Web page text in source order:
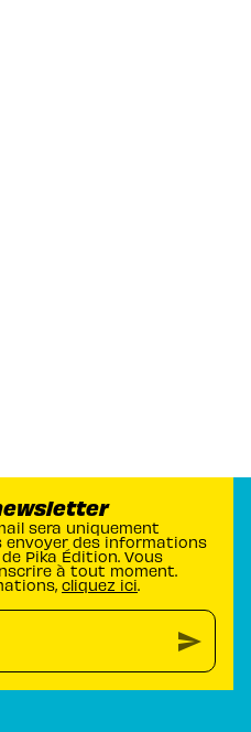
sera uniquement
envoyer des informations
Pika Édition. Vous
à tout moment.
cliquez ici.
send